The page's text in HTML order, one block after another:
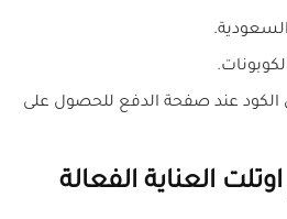
السعودية.
الكود عند صفحة الدفع للحصول على
العناية الفعالة